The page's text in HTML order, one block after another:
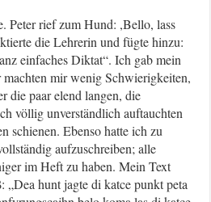
Peter rief zum Hund: ,Bello, lass
die Lehrerin und fügte hinzu:
einfaches Diktat“. Ich gab mein
mir wenig Schwierigkeiten,
die paar elend langen, die
völlig unverständlich auftauchten
schienen. Ebenso hatte ich zu
aufzuschreiben; alle
im Heft zu haben. Mein Text
„Dea hunt jagte di katce punkt peta